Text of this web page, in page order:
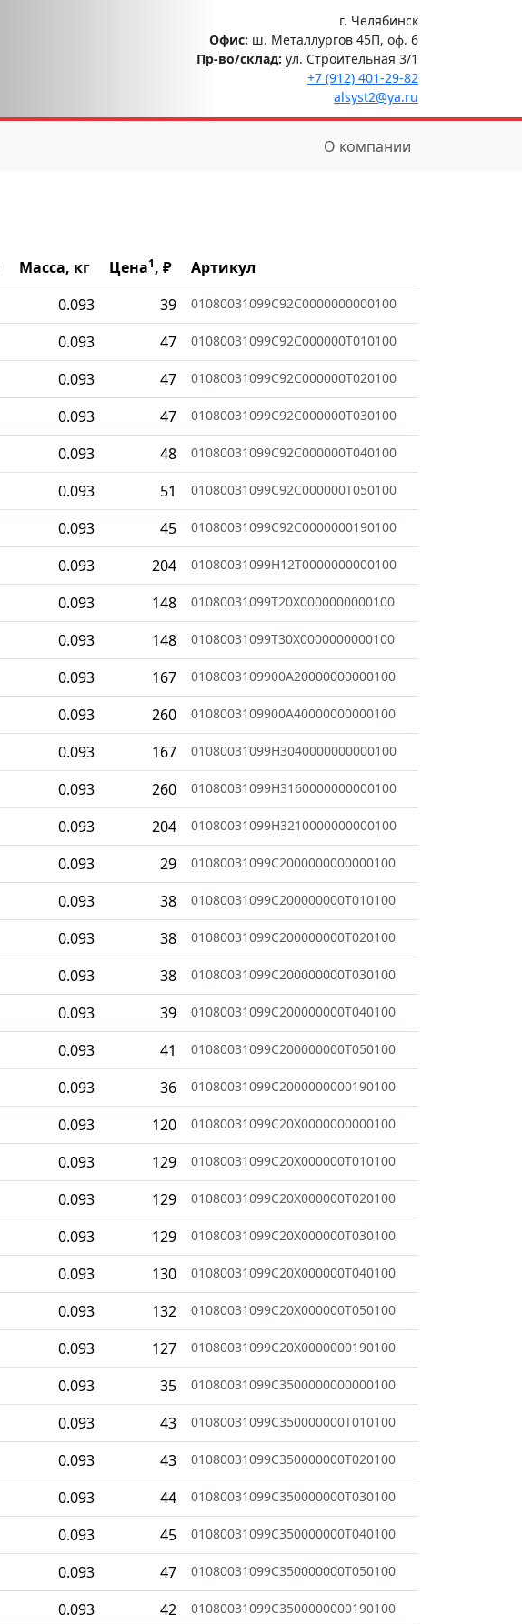
г. Челябинск
Офис: ш. Металлургов 45П, оф. 6
Пр-во/склад: ул. Строительная 3/1
+7 (912) 401-29-82
alsyst2@ya.ru
О компании
Масса, кг Цена1, ₽
Артикул
0.093 39 01080031099C92C0000000000100
0.093 47 01080031099C92C000000T010100
0.093 47 01080031099C92C000000T020100
0.093 47 01080031099C92C000000T030100
0.093 48 01080031099C92C000000T040100
0.093 51 01080031099C92C000000T050100
0.093 45 01080031099C92C0000000190100
0.093 204 01080031099H12T0000000000100
0.093 148 01080031099T20X0000000000100
0.093 148 01080031099T30X0000000000100
0.093 167 0108003109900A20000000000100
0.093 260 0108003109900A40000000000100
0.093 167 01080031099H3040000000000100
0.093 260 01080031099H3160000000000100
0.093 204 01080031099H3210000000000100
0.093 29 01080031099C2000000000000100
0.093 38 01080031099C200000000T010100
0.093 38 01080031099C200000000T020100
0.093 38 01080031099C200000000T030100
0.093 39 01080031099C200000000T040100
0.093 41 01080031099C200000000T050100
0.093 36 01080031099C2000000000190100
0.093 120 01080031099C20X0000000000100
0.093 129 01080031099C20X000000T010100
0.093 129 01080031099C20X000000T020100
0.093 129 01080031099C20X000000T030100
0.093 130 01080031099C20X000000T040100
0.093 132 01080031099C20X000000T050100
0.093 127 01080031099C20X0000000190100
0.093 35 01080031099C3500000000000100
0.093 43 01080031099C350000000T010100
0.093 43 01080031099C350000000T020100
0.093 44 01080031099C350000000T030100
0.093 45 01080031099C350000000T040100
0.093 47 01080031099C350000000T050100
0.093 42 01080031099C3500000000190100